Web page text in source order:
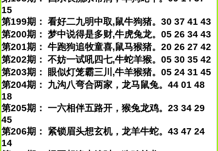
15
第199期： 看好二九明中取,鼠牛狗猪。30 37 41 43
第200期： 梦中说得是多财,牛虎兔龙。05 26 34 43
第201期： 牛跑狗追牧童喜,鼠马猴猪。20 26 27 42
第202期： 不妨一试吼四七,牛蛇羊猴。05 30 35 42
第203期： 眼似灯笼霸三川,牛羊猴猪。05 24 31 45
第204期： 九沟八弯合两家，龙马鼠兔。44 01 48
18
第205期： 一六相伴五路开，猴兔龙鸡。23 34 29
45
第206期： 紧锁眉头想玄机，龙羊牛蛇。43 47 24
14